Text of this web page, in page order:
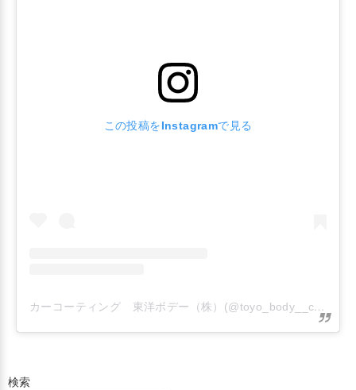
この投稿をInstagramで見る
カーコーティング 東洋ボデー（株）(@toyo_body__car_coating)がシェアした投稿
検索